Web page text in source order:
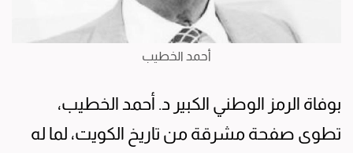
أحمد الخطيب
بوفاة الرمز الوطني الكبير د. أحمد الخطيب،
تطوى صفحة مشرقة من تاريخ الكويت، لما له